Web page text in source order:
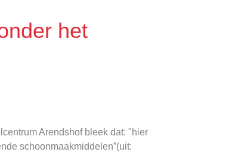
het
Arendshof bleek dat: "hier
schoonmaakmiddelen”(uit: